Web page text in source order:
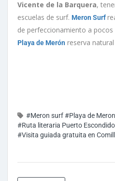
Vicente de la Barquera,
escuelas de surf. Meron Surf
de perfeccionamiento a
Playa de Merón reserva
#Meron surf#Playa de Meron
#Ruta literaria Puerto Escondido
#Visita guiada gratuita en